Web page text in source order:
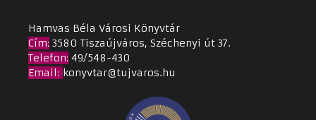
Hamvas Béla Városi Könyvtár
Cím: 3580 Tiszaújváros, Széchenyi út 37.
Telefon: 49/548-430
Email: konyvtar@tujvaros.hu